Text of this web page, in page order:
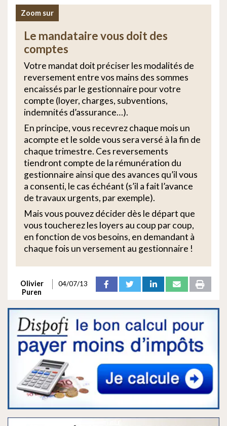
Zoom sur
Le mandataire vous doit des
comptes
Votre mandat doit préciser les modalités de
reversement entre vos mains des sommes
encaissés par le gestionnaire pour votre
compte (loyer, charges, subventions,
indemnités d’assurance…).
En principe, vous recevrez chaque mois un
acompte et le solde vous sera versé à la fin de
chaque trimestre. Ces reversements
tiendront compte de la rémunération du
gestionnaire ainsi que des avances qu’il vous
a consenti, le cas échéant (s’il a fait l’avance
de travaux urgents, par exemple).
Mais vous pouvez décider dès le départ que
vous toucherez les loyers au coup par coup,
en fonction de vos besoins, en demandant à
chaque fois un versement au gestionnaire !
Olivier
Puren
04/07/13